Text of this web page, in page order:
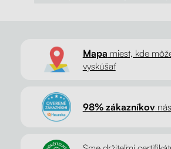
Mapa miest, kde
vyskúšať
98% zákazníkov